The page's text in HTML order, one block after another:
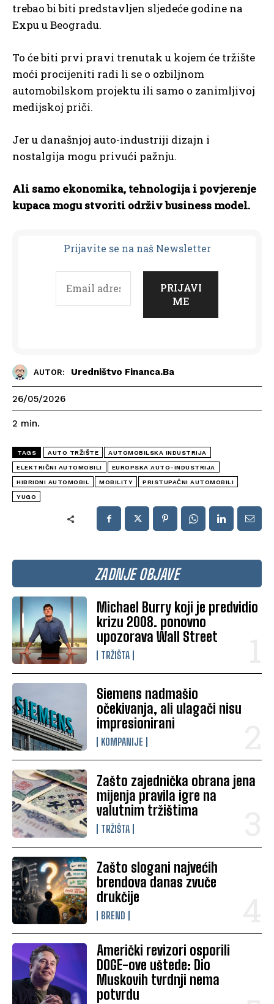
ZADNJE OBJAVE
Michael Burry koji je predvidio
krizu 2008. ponovno
upozorava Wall Street
TRŽIŠTA
Siemens nadmašio
očekivanja, ali ulagači nisu
impresionirani
KOMPANIJE
Zašto zajednička obrana jena
mijenja pravila igre na
valutnim tržištima
TRŽIŠTA
Zašto slogani najvećih
brendova danas zvuče
drukčije
BREND
Američki revizori osporili
DOGE-ove uštede: Dio
Muskovih tvrdnji nema
potvrdu
trebao bi biti predstavljen sljedeće godine na
Expu u Beogradu.
To će biti prvi pravi trenutak u kojem će tržište
moći procijeniti radi li se o ozbiljnom
automobilskom projektu ili samo o zanimljivoj
medijskoj priči.
Jer u današnjoj auto-industriji dizajn i
nostalgija mogu privući pažnju.
Ali samo ekonomika, tehnologija i povjerenje
kupaca mogu stvoriti održiv business model.
Prijavite se na naš Newsletter
AUTOR: Uredništvo Financa.ba
26/05/2026
2 min.
TAGS AUTO TRŽIŠTE AUTOMOBILSKA INDUSTRIJA
ELEKTRIČNI AUTOMOBILI EUROPSKA AUTO-INDUSTRIJA
HIBRIDNI AUTOMOBIL MOBILITY PRISTUPAČNI AUTOMOBILI
YUGO